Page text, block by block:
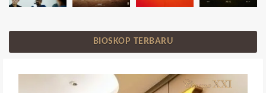
BIOSKOP TERBARU